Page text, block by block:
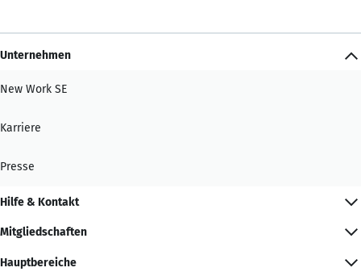
Unternehmen
New Work SE
Karriere
Presse
Hilfe & Kontakt
Mitgliedschaften
Hauptbereiche